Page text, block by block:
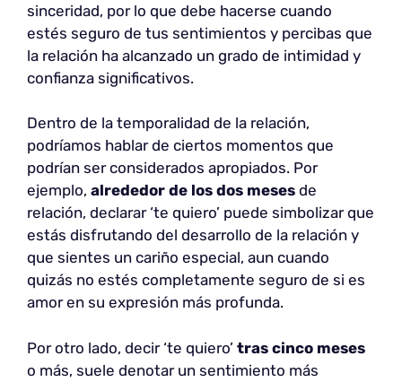
sinceridad, por lo que debe hacerse cuando
estés seguro de tus sentimientos y percibas que
la relación ha alcanzado un grado de intimidad y
confianza significativos.
Dentro de la temporalidad de la relación,
podríamos hablar de ciertos momentos que
podrían ser considerados apropiados. Por
ejemplo, alrededor de los dos meses de
relación, declarar ‘te quiero’ puede simbolizar que
estás disfrutando del desarrollo de la relación y
que sientes un cariño especial, aun cuando
quizás no estés completamente seguro de si es
amor en su expresión más profunda.
Por otro lado, decir ‘te quiero’ tras cinco meses
o más, suele denotar un sentimiento más